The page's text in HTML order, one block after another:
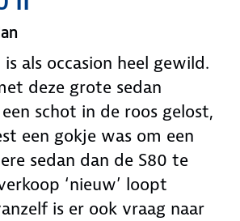
als occasion heel gewild.
deze grote sedan
schot in de roos gelost,
een gokje was om een
sedan dan de S80 te
‘nieuw’ loopt
is er ook vraag naar